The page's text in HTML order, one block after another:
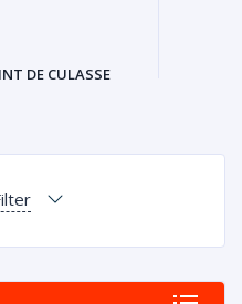
DE CULASSE